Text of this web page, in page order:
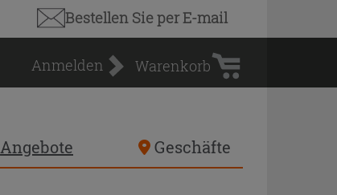
Bestellen Sieper E-mail
Anmelden
Warenkorb
Warenkorb
Angebote Geschäfte